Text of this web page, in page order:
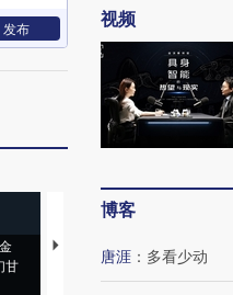
发布
甘
马航飞行员跨国走私7万
粒摇头丸 尿检体内含3种
视频
博客
唐涯 ： 多看少动